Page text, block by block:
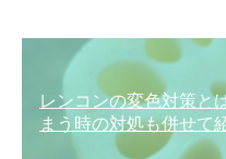
レンコンの変色対策と
まう時の対処も併せて